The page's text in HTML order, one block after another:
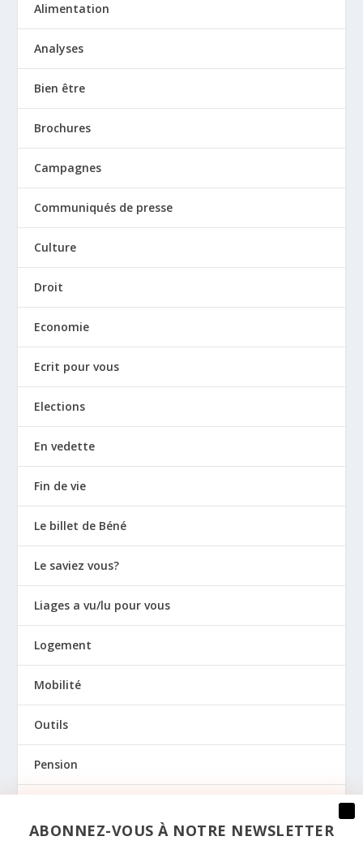
ABONNEZ-VOUS À NOTRE NEWSLETTER
Alimentation
Analyses
Bien être
Brochures
Campagnes
Communiqués de presse
Culture
Droit
Economie
Ecrit pour vous
Elections
En vedette
Fin de vie
Le billet de Béné
Le saviez vous?
Liages a vu/lu pour vous
Logement
Mobilité
Outils
Pension